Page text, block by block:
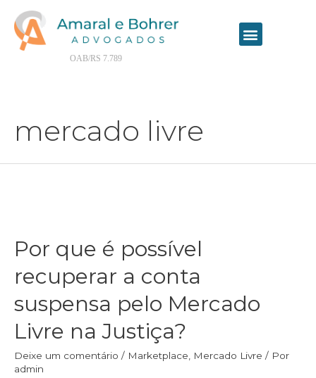
OAB/RS 7.789
mercado livre
Por que é possível
recuperar a conta
suspensa pelo Mercado
Livre na Justiça?
Deixe um comentário / Marketplace Mercado Livre / Por
admin